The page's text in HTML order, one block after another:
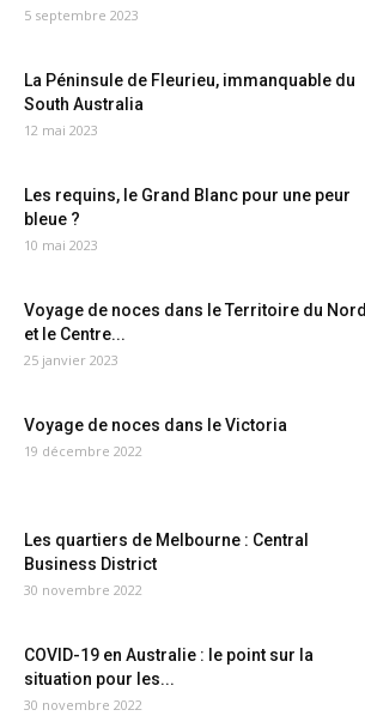
5 septembre 2023
La Péninsule de Fleurieu, immanquable du
South Australia
12 mai 2023
Les requins, le Grand Blanc pour une peur
bleue ?
10 mai 2023
Voyage de noces dans le Territoire du Nord
et le Centre...
25 janvier 2023
Voyage de noces dans le Victoria
19 décembre 2022
Les quartiers de Melbourne : Central
Business District
30 novembre 2022
COVID-19 en Australie : le point sur la
situation pour les...
30 novembre 2022